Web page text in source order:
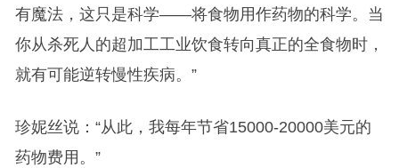
有魔法，这只是科学——将食物用作药物的科学。当
你从杀死人的超加工工业饮食转向真正的全食物时，
就有可能逆转慢性疾病。”
珍妮丝说：“从此，我每年节省15000-20000美元的
药物费用。”